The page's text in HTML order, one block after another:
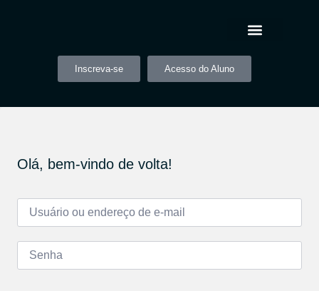
Inscreva-se Acesso do Aluno
Olá, bem-vindo de volta!